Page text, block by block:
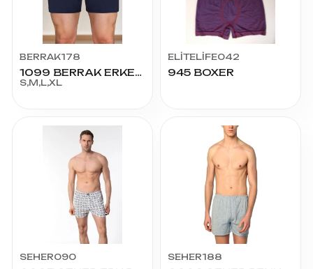
BERRAK178
1099 BERRAK ERKEK DÜĞMELİ BOXER
S,M,L,XL
ELİTELİFE042
945 BOXER
SEHER090 SEHER188